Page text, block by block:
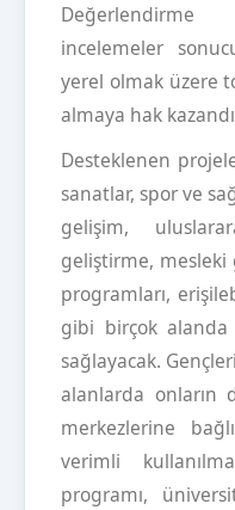
Değerlendirme
incelemeler
yerel olmak üzere
almaya hak
Desteklenen
sanatlar, spor ve
gelişim,
geliştirme,
programları,
gibi birçok alanda
sağlayacak.
alanlarda onların
merkezlerine
verimli
programı,